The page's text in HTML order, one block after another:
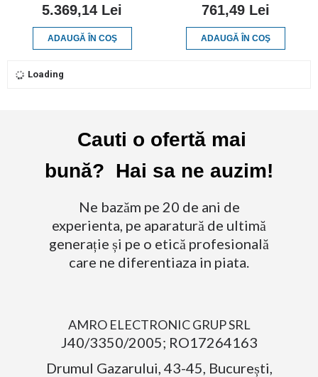
5.369,14 Lei
ADAUGĂ ÎN COŞ
761,49 Lei
ADAUGĂ ÎN COŞ
Loading
Cauti o ofertă mai
bună? Hai sa ne auzim!
Ne bazăm pe 20 de ani de
experienta, pe aparatură de ultimă
generație și pe o etică profesională
care ne diferentiaza in piata.
AMRO ELECTRONIC GRUP SRL
J40/3350/2005; RO17264163
Drumul Gazarului, 43-45, București,